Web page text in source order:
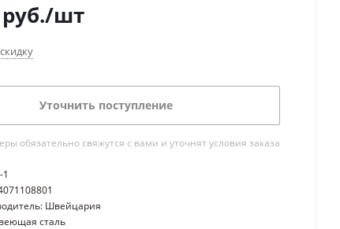
руб./шт
Уточнить поступление
обязательно свяжутся с вами и уточнят условия заказа
Швейцария
сталь